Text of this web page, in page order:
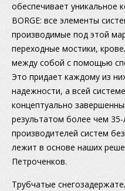
обеспечивает уникальное
BORGE: все элементы
производимые под этой
переходные мостики,
между собой с помощью
Это придает каждому из
надежности, а всей
концептуально
результатом более чем 35-
производителей систем
лежит в основе наших
Петроченков.
Трубчатые